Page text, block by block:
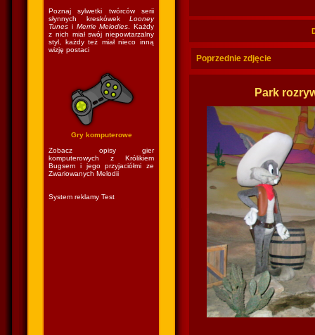
Poznaj sylwetki twórców serii
słynnych kreskówek Looney
Tunes i Merrie Melodies . Każdy
z nich miał swój niepowtarzalny
styl, każdy też miał nieco inną
wizję postaci
Gry komputerowe
Zobacz opisy gier
komputerowych z Królikiem
Bugsem i jego przyjaciółmi ze
Zwariowanych Melodii
System reklamy Test
Poprzednie zdjęcie
Park